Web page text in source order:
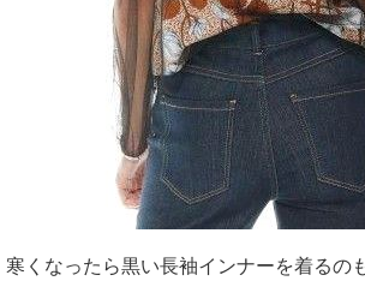
寒くなったら黒い長袖インナーを着るの